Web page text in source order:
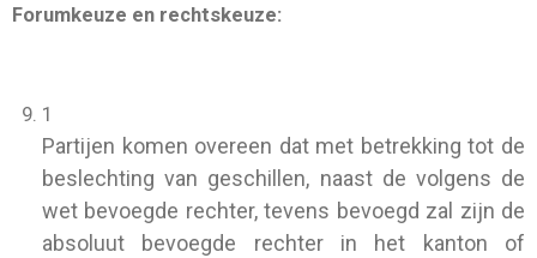
Forumkeuze en rechtskeuze:
1
Partijen komen overeen dat met betrekking tot de
beslechting van geschillen, naast de volgens de
wet bevoegde rechter, tevens bevoegd zal zijn de
absoluut bevoegde rechter in het kanton of